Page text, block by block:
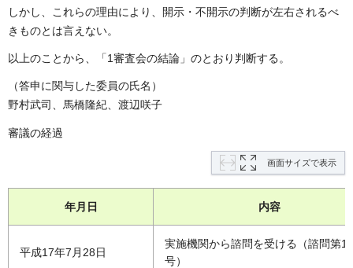
しかし、これらの理由により、開示・不開示の判断が左右されるべ
きものとは言えない。
以上のことから、「1審査会の結論」のとおり判断する。
（答申に関与した委員の氏名）
野村武司、馬橋隆紀、渡辺咲子
審議の経過
画面サイズで表示
年月日 内容
平成17年7月28日
実施機関から諮問を受ける（諮問第
号）